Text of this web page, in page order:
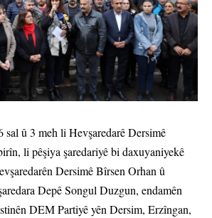
sal û 3 meh li Hevşaredarê Dersimê
li pêşiya şaredariyê bi daxuyaniyekê
Dersimê Bîrsen Orhan û
Depê Songul Duzgun, endamên
DEM Partiyê yên Dersim, Erzîngan,